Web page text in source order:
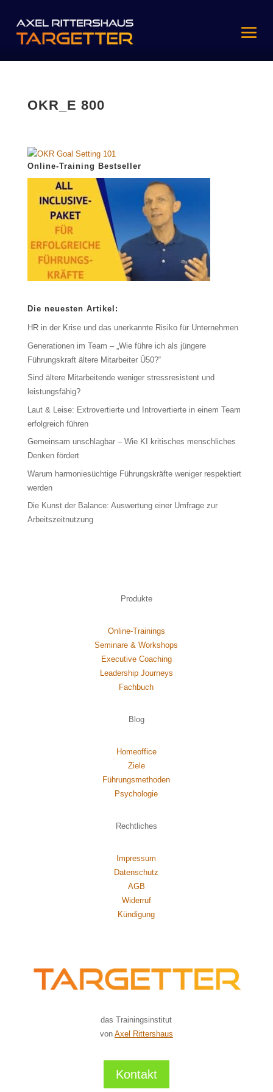
OKR_E 800
Online-Training Bestseller
Die neuesten Artikel:
HR in der Krise und das unerkannte Risiko für Unternehmen
Generationen im Team – „Wie führe ich als jüngere
Führungskraft ältere Mitarbeiter Ü50?“
Sind ältere Mitarbeitende weniger stressresistent und
leistungsfähig?
Laut & Leise: Extrovertierte und Introvertierte in einem Team
erfolgreich führen
Gemeinsam unschlagbar – Wie KI kritisches menschliches
Denken fördert
Warum harmoniesüchtige Führungskräfte weniger respektiert
werden
Die Kunst der Balance: Auswertung einer Umfrage zur
Arbeitszeitnutzung
Produkte
Online-Trainings
Seminare & Workshops
Executive Coaching
Leadership Journeys
Fachbuch
Blog
Homeoffice
Ziele
Führungsmethoden
Psychologie
Rechtliches
Impressum
Datenschutz
AGB
Widerruf
Kündigung
das Trainingsinstitut
von Axel Rittershaus
Kontakt